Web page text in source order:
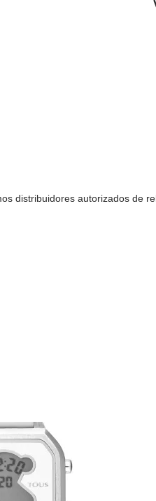
distribuidores autorizados de